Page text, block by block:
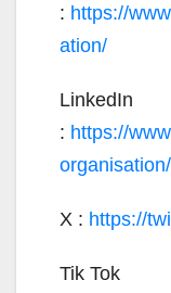
: https://
ation/
LinkedIn
: https://
organisation/
X : https://
Tik Tok